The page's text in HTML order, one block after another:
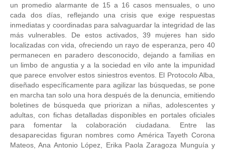
un promedio alarmante de 15 a 16 casos mensuales, o uno
cada dos días, reflejando una crisis que exige respuestas
inmediatas y coordinadas para salvaguardar la integridad de las
más vulnerables. De estos activados, 39 mujeres han sido
localizadas con vida, ofreciendo un rayo de esperanza, pero 40
permanecen en paradero desconocido, dejando a familias en
un limbo de angustia y a la sociedad en vilo ante la impunidad
que parece envolver estos siniestros eventos. El Protocolo Alba,
diseñado específicamente para agilizar las búsquedas, se pone
en marcha tan solo una hora después de la denuncia, emitiendo
boletines de búsqueda que priorizan a niñas, adolescentes y
adultas, con fichas detalladas disponibles en portales oficiales
para fomentar la colaboración ciudadana. Entre las
desaparecidas figuran nombres como América Tayeth Corona
Mateos, Ana Antonio López, Erika Paola Zaragoza Munguía y